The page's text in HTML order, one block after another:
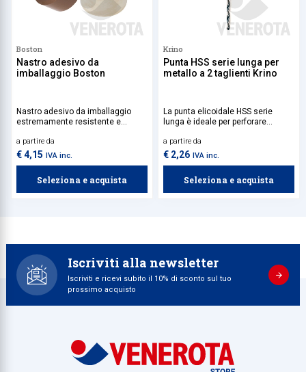
Boston
Nastro adesivo da
imballaggio Boston
Nastro adesivo da imballaggio
estremamente resistente e
chiusura sicura di scatole e
pacchi, garantendo protezione e
a partire da
€ 4,15 IVA inc.
Seleziona e acquista
Krino
Punta HSS serie lunga per
metallo a 2 taglienti Krino
La punta elicoidale HSS serie
lunga è ideale per perforare
affidabili e durature.
a partire da
€ 2,26 IVA inc.
Seleziona e acquista
Iscriviti alla newsletter
Iscriviti e ricevi subito il 10% di sconto sul tuo
prossimo acquisto